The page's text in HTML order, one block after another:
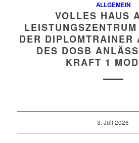
ALLGEMEIN
VOLLES HAUS
DER DIPLOMTRAINER
DES DOSB
KRAFT 1
3. Juli 2026